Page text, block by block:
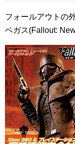
フォールアウトの
ベガス(Fallout: New